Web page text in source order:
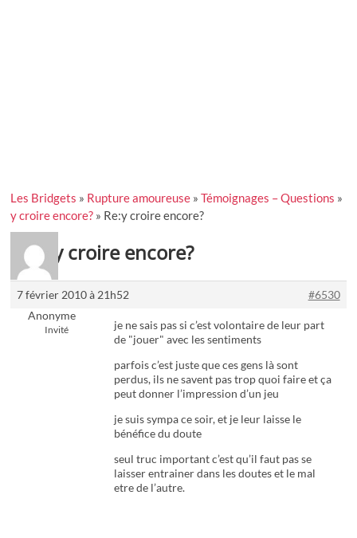
Les Bridgets » Rupture amoureuse »Témoignages – Questions »
y croire encore? » Re:y croire encore?
Re:y croire encore?
7 février 2010 à 21h52
#6530
Anonyme
Invité
je ne sais pas si c’est volontaire de leur part
de "jouer" avec les sentiments
parfois c’est juste que ces gens là sont
perdus, ils ne savent pas trop quoi faire et ça
peut donner l’impression d’un jeu
je suis sympa ce soir, et je leur laisse le
bénéfice du doute
seul truc important c’est qu’il faut pas se
laisser entrainer dans les doutes et le mal
etre de l’autre.